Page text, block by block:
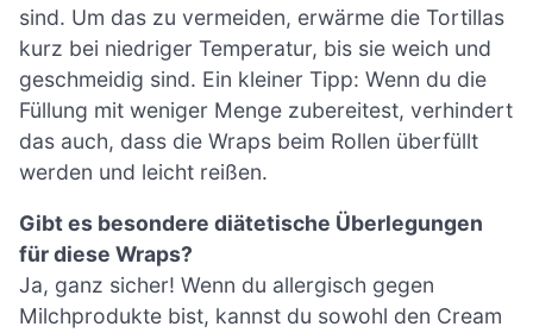
sind. Um das zu vermeiden, erwärme die Tortillas
kurz bei niedriger Temperatur, bis sie weich und
geschmeidig sind. Ein kleiner Tipp: Wenn du die
Füllung mit weniger Menge zubereitest, verhindert
das auch, dass die Wraps beim Rollen überfüllt
werden und leicht reißen.
Gibt es besondere diätetische Überlegungen
für diese Wraps?
Ja, ganz sicher! Wenn du allergisch gegen
Milchprodukte bist, kannst du sowohl den Cream